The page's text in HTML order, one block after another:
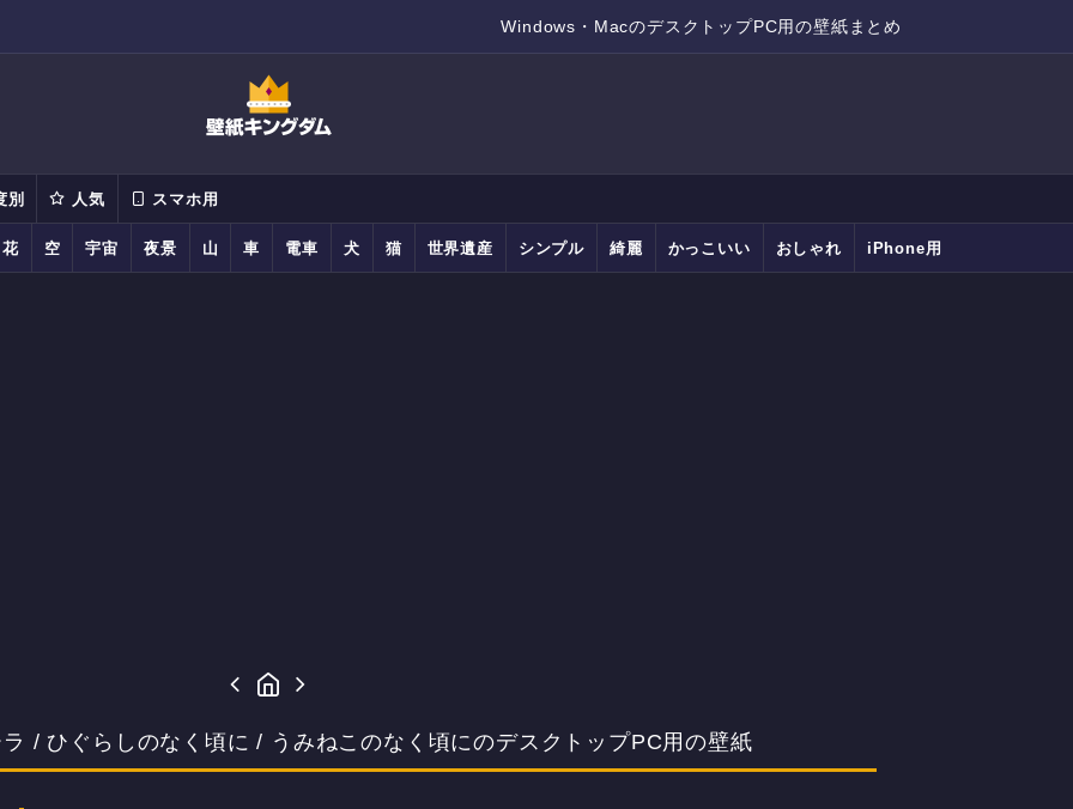
Windows・MacのデスクトップPC用の壁紙まとめ
別 人気 スマホ用
花 空 宇宙 夜景 山 車 電車 犬 猫 世界遺産 シンプル 綺麗 かっこいい おしゃれ iPhone用
/ ひぐらしのなく頃に / うみねこのなく頃にのデスクトップPC用の壁紙